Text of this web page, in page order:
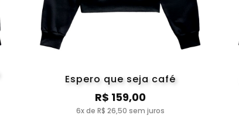
Espero que seja café
R$ 159,00
6x de R$ 26,50 sem juros